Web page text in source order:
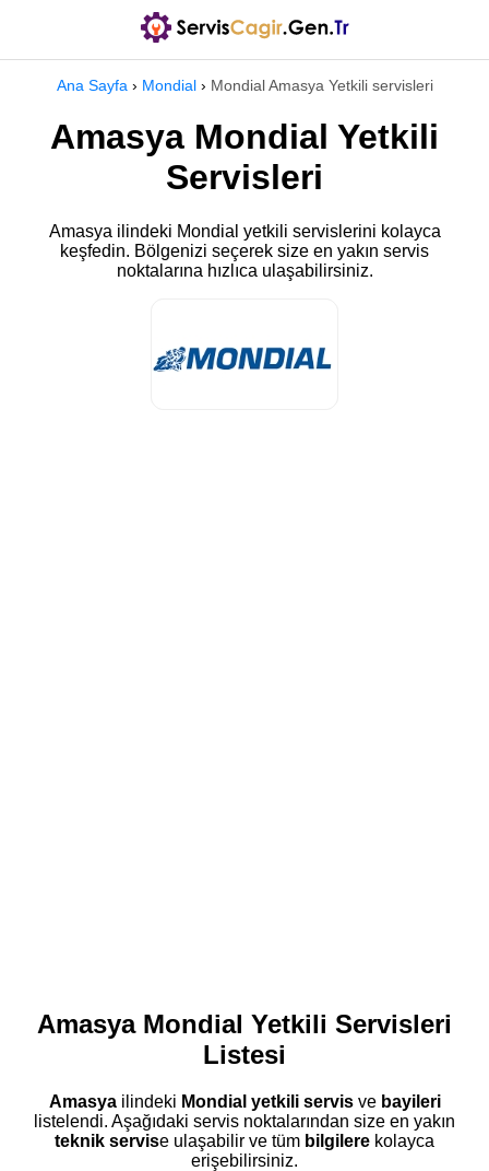
Ana Sayfa › Mondial› Mondial Amasya Yetkili servisleri
Amasya Mondial Yetkili
Servisleri
Amasya ilindeki Mondial yetkili servislerini kolayca
keşfedin. Bölgenizi seçerek size en yakın servis
noktalarına hızlıca ulaşabilirsiniz.
Amasya Mondial Yetkili Servisleri
Listesi
Amasyailindeki Mondial yetkili servisve bayileri
listelendi. Aşağıdaki servis noktalarından size en yakın
teknik servise ulaşabilir ve tüm bilgilere kolayca
erişebilirsiniz.